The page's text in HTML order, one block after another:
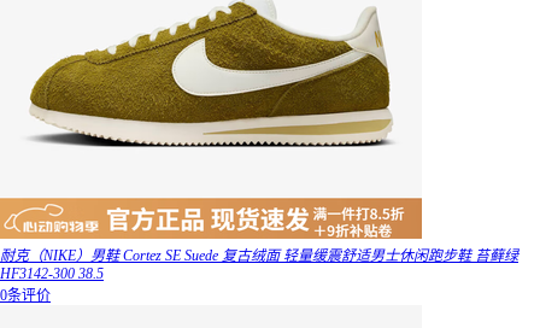
耐克（NIKE）男鞋 Cortez SE Suede 复古绒面 轻量缓震舒适男士休闲跑步鞋 苔藓绿
HF3142-300 38.5
0条评价